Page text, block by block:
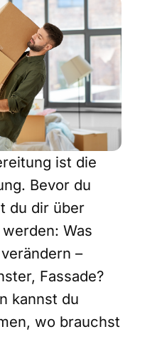
ist die
Bevor du
du dir über
Was
–
Fassade?
kannst du
wo brauchst